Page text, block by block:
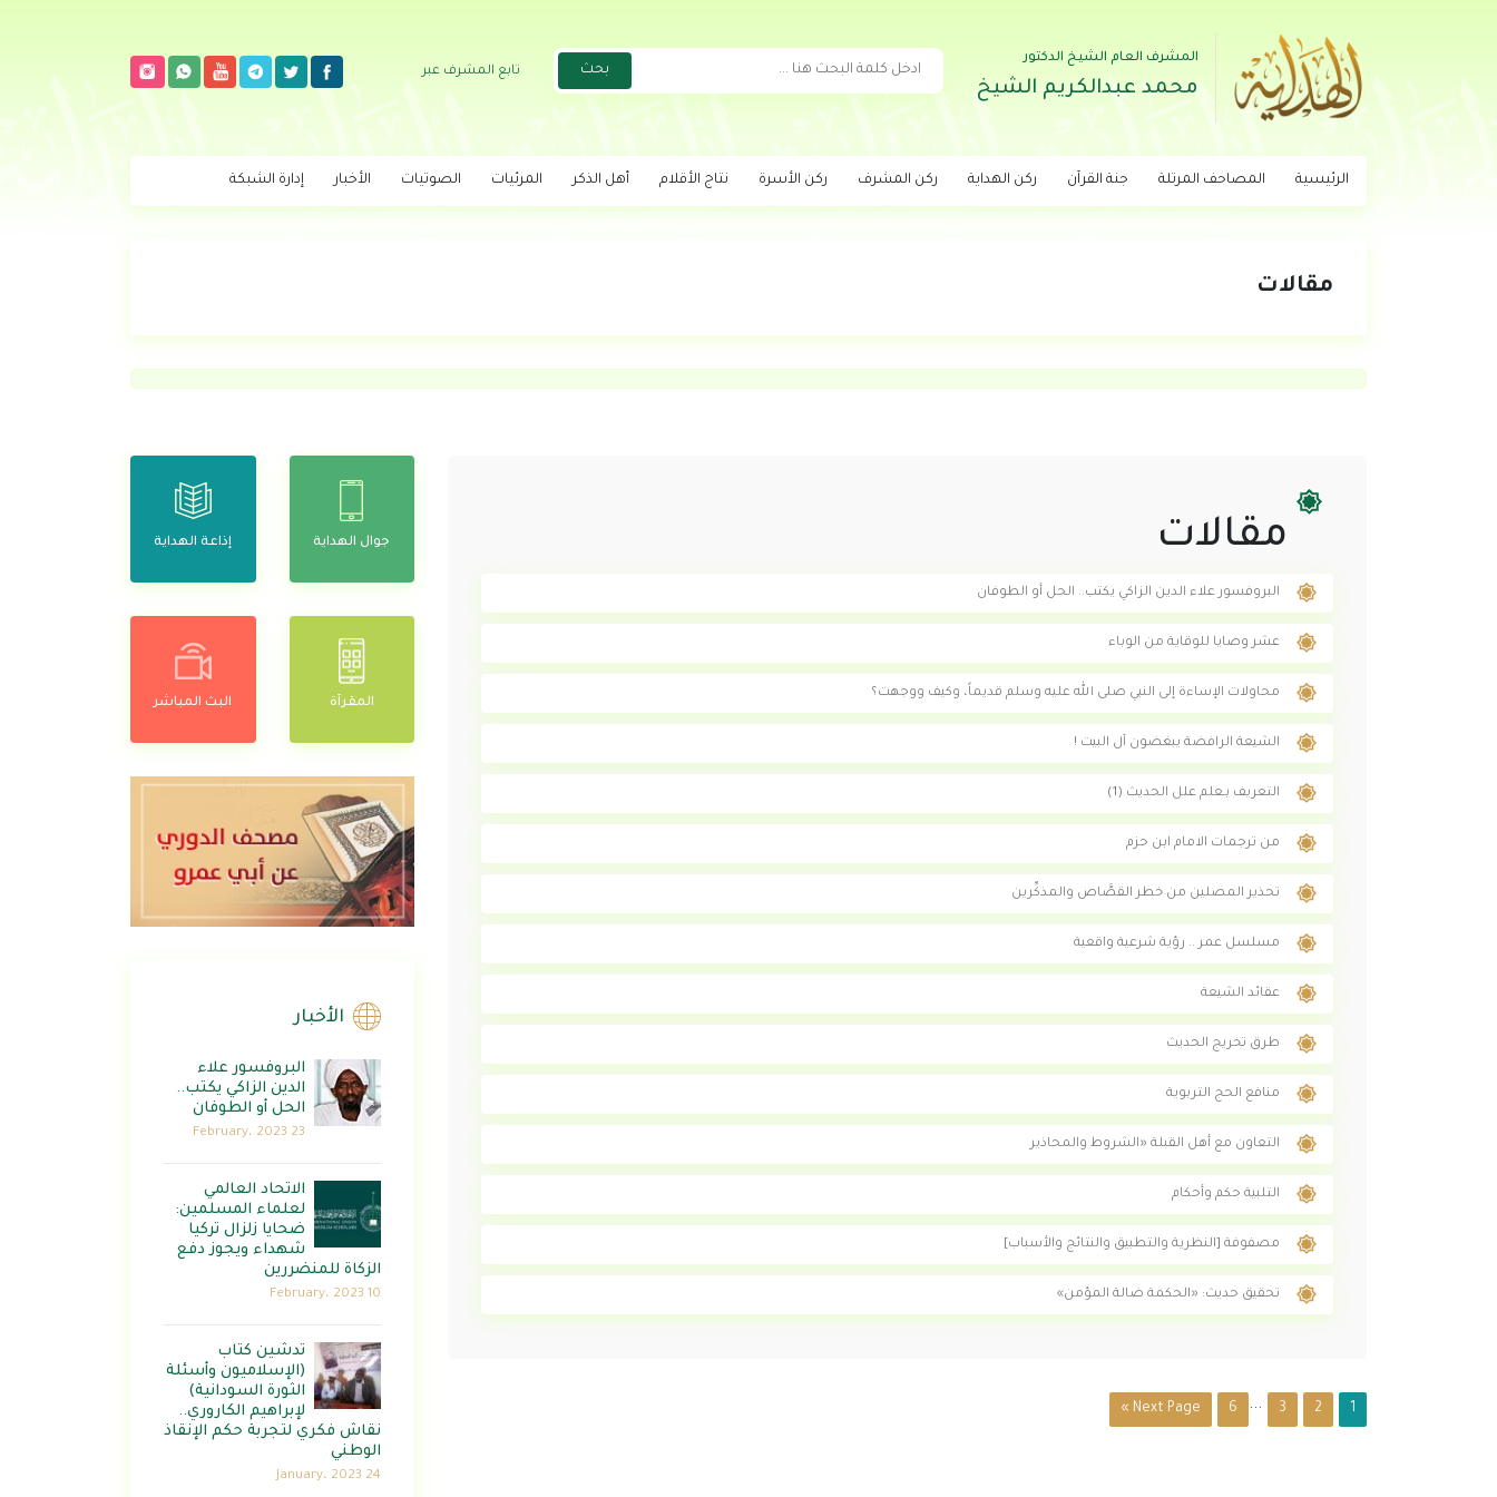
المشرف العام الشيخ الدكتور
محمد عبدالكريم الشيخ
تابع المشرف عبر
الرئيسية المصاحف المرتلة جنة القرآن ركن الهداية ركن المشرف ركن الأسرة نتاج الأقلام أهل الذكر المرئيات الصوتيات الأخبار إدارة الشبكة
مقالات
مقالات
البروفسور علاء الدين الزاكي يكتب.. الحل أو الطوفان
عشر وصايا للوقاية من الوباء
محاولات الإساءة إلى النبي صلى الله عليه وسلم قديماً، وكيف ووجهت؟
الشيعة الرافضة يبغضون آل البيت !
التعريف بـعلم علل الحديث (1)
من ترجمات الامام ابن حزم
تحذير المصلين من خطر القصَّاص والمذكِّرين
مسلسل عمر .. رؤية شرعية واقعية
عقائد الشيعة
طرق تخريج الحديث
منافع الحج التربوية
التعاون مع أهل القبلة «الشروط والمحاذير
التلبية حكم وأحكام
مصفوفة [النظرية والتطبيق والنتائج والأسباب]
تحقيق حديث: «الحكمة ضالة المؤمن»
1
2
3
...
6
Next Page »
جوال الهداية إذاعة الهداية
المقرآة البث المباشر
الأخبار
البروفسور علاء
الدين الزاكي يكتب..
الحل أو الطوفان
23 February، 2023
الاتحاد العالمي
لعلماء المسلمين:
ضحايا زلزال تركيا
شهداء ويجوز دفع
الزكاة للمنضررين
10 February، 2023
تدشين كتاب
(الإسلاميون وأسئلة
الثورة السودانية)
لإبراهيم الكاروري..
نقاش فكري لتجربة حكم الإنقاذ
الوطني
24 January، 2023